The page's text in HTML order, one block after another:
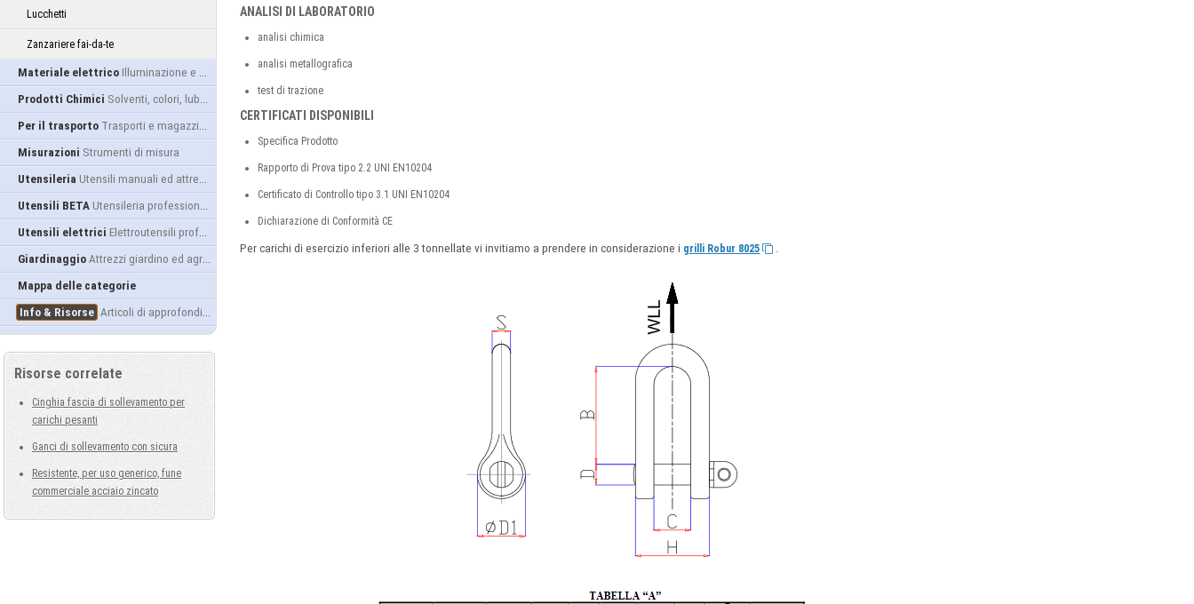
Lucchetti
Zanzariere fai-da-te
Materiale elettrico Illuminazione e alimentazione
Prodotti Chimici Solventi, colori, lubrificanti...
Per il trasporto Trasporti e magazzino
Misurazioni Strumenti di misura
Utensileria Utensili manuali ed attrezzature
Utensili BETA Utensileria professionale
Utensili elettrici Elettroutensili professionali
Giardinaggio Attrezzi giardino ed agricoltura
Mappa delle categorie
Info & Risorse Articoli di approfondimento
Risorse correlate
Cinghia fascia di sollevamento per
carichi pesanti
Ganci di sollevamento con sicura
Resistente, per uso generico, fune
commerciale acciaio zincato
ANALISI DI LABORATORIO
analisi chimica
analisi metallografica
test di trazione
CERTIFICATI DISPONIBILI
Specifica Prodotto
Rapporto di Prova tipo 2.2 UNI EN10204
Certificato di Controllo tipo 3.1 UNI EN10204
Dichiarazione di Conformità CE
Per carichi di esercizio inferiori alle 3 tonnellate vi invitiamo a prendere in considerazione i grilli Robur 8025 .